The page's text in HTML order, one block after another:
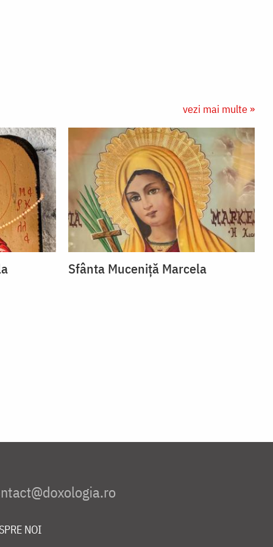
vezi mai multe »
Sfânta Muceniță Marcela
NOI